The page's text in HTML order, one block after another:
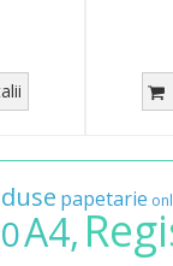
papetarie
A4,